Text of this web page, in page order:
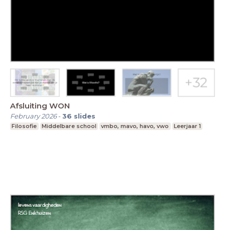
Afsluiting WON
February 2026-36 slides
Filosofie Middelbare school vmbo, mavo, havo, vwo Leerjaar 1